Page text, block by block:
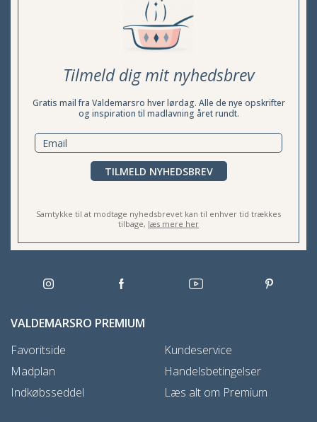
Tilmeld dig mit nyhedsbrev
Gratis mail fra Valdemarsro hver lørdag. Alle de nye opskrifter
og inspiration til madlavning året rundt.
TILMELD NYHEDSBREV
Samtykke til at modtage nyhedsbrevet kan til enhver tid trækkes
tilbage, læs mere her
VALDEMARSRO PREMIUM
Favoritside
Madplan
Indkøbsseddel
Kundeservice
Handelsbetingelser
Læs alt om Premium